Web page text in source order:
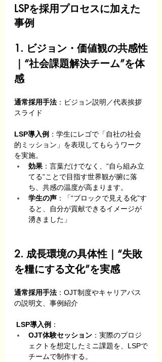
LSPを採用プロセスに加えた
事例
1. ビジョン・価値観の共感性
｜“社会課題解決チーム”を体
感
通常採用手法 ：ビジョン説明／代表挨拶
スライド
LSP導入例 ：学生にレゴで「自社の社会
的ミッション」を表現してもらうワーク
を実施。
効果 ：言葉だけでなく、“自ら組み立
てる”ことで目指す世界観が腑に落
ち、共感の温度が高まります。
学生の声 ：「“ブロックで見える化”す
ると、自分が貢献できるイメージが
湧きました」
2. 成長環境の具体性｜“失敗
を糧にする文化”を実感
通常採用手法 ：OJT制度やキャリアパス
の説明文、事例紹介
LSP導入例 ：
OJT体験セッション ：実際のプロジ
ェクトを想定したミニ課題を、LSPで
チームで制作する。